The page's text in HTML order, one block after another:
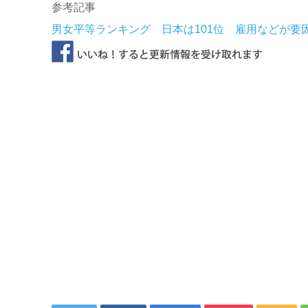
参考記事
男女平等ランキング 日本は101位 雇用などが要